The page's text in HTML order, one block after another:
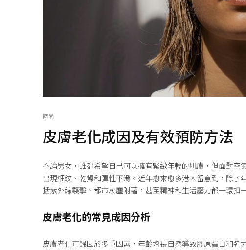
時尚
皮膚老化成因及有效預防方法
不論男女，誰都希望自己可以擁有緊緻年輕的肌膚，但面對
出現細紋、乾燥和彈性下滑。近年愈來愈多港人留意到，除
括紫外線襲擊、都市灰塵附著，甚至精神和生活壓力都一環扣
皮膚老化的常見成因分析
皮膚老化可歸因於多重因素，年齡增長自然導致膠原蛋白和彈